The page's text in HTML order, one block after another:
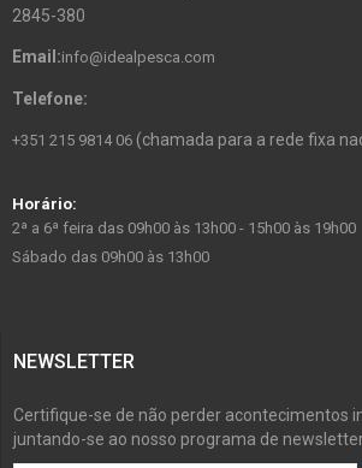
2845-380
Email:info@idealpesca.com
Telefone:
+351 215 9814 06 (chamada para a rede fixa
Horário:
2ª a 6ª feira das 09h00 às 13h00 - 15h00 às 19h00
Sábado das 09h00 às 13h00
NEWSLETTER
Certifique-se de não perder acontecimentos
juntando-se ao nosso programa de